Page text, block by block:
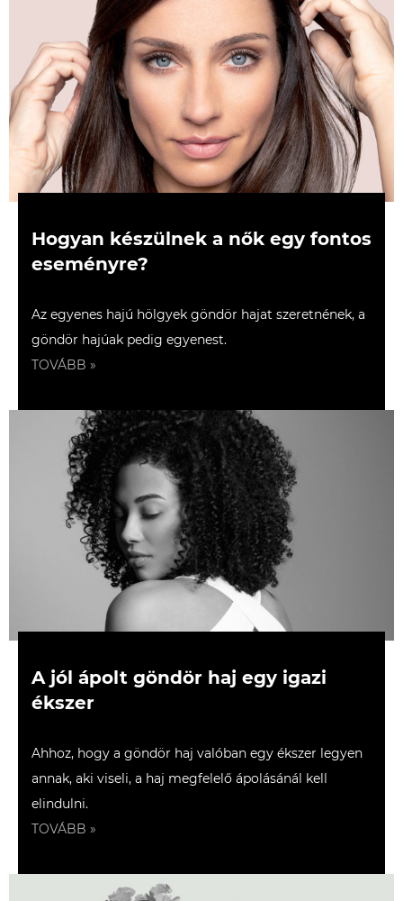
Hogyan készülnek a nők egy fontos
eseményre?
Az egyenes hajú hölgyek göndör hajat szeretnének, a
göndör hajúak pedig egyenest.
TOVÁBB »
A jól ápolt göndör haj egy igazi
ékszer
Ahhoz, hogy a göndör haj valóban egy ékszer legyen
annak, aki viseli, a haj megfelelő ápolásánál kell
elindulni.
TOVÁBB »